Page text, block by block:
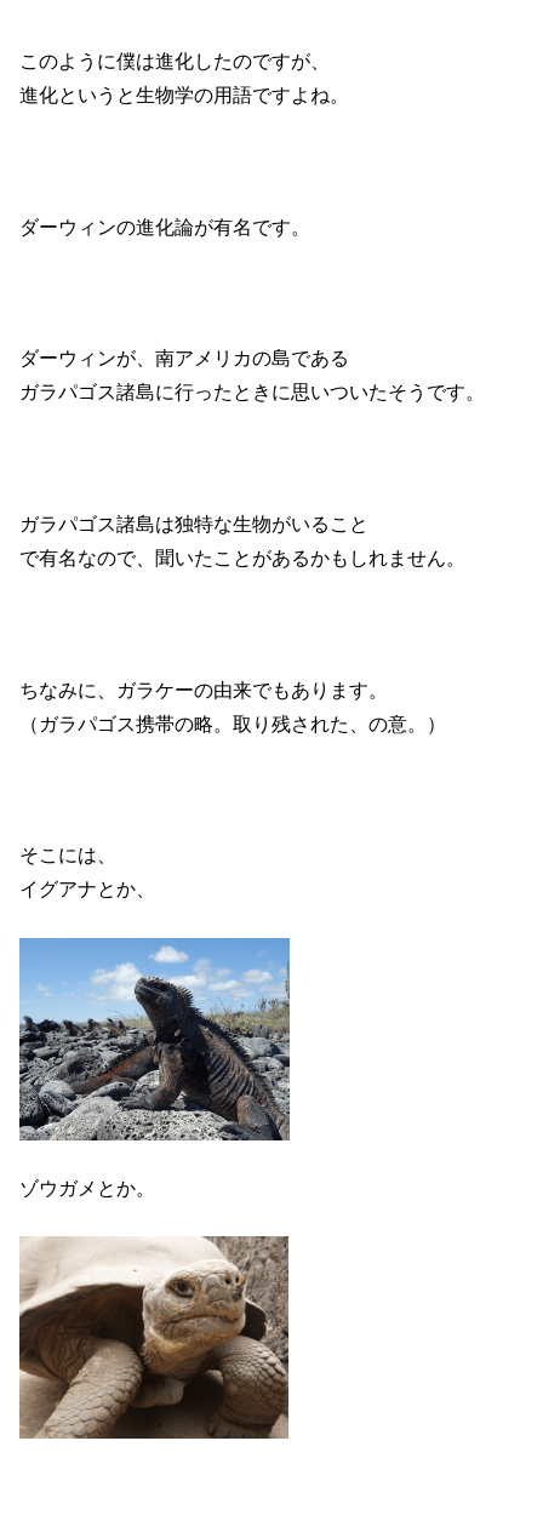
このように僕は進化したのですが、
進化というと生物学の用語ですよね。
ダーウィンの進化論が有名です。
ダーウィンが、南アメリカの島である
ガラパゴス諸島に行ったときに思いついたそうです。
ガラパゴス諸島は独特な生物がいること
で有名なので、聞いたことがあるかもしれません。
ちなみに、ガラケーの由来でもあります。
（ガラパゴス携帯の略。取り残された、の意。）
そこには、
イグアナとか、
ゾウガメとか。